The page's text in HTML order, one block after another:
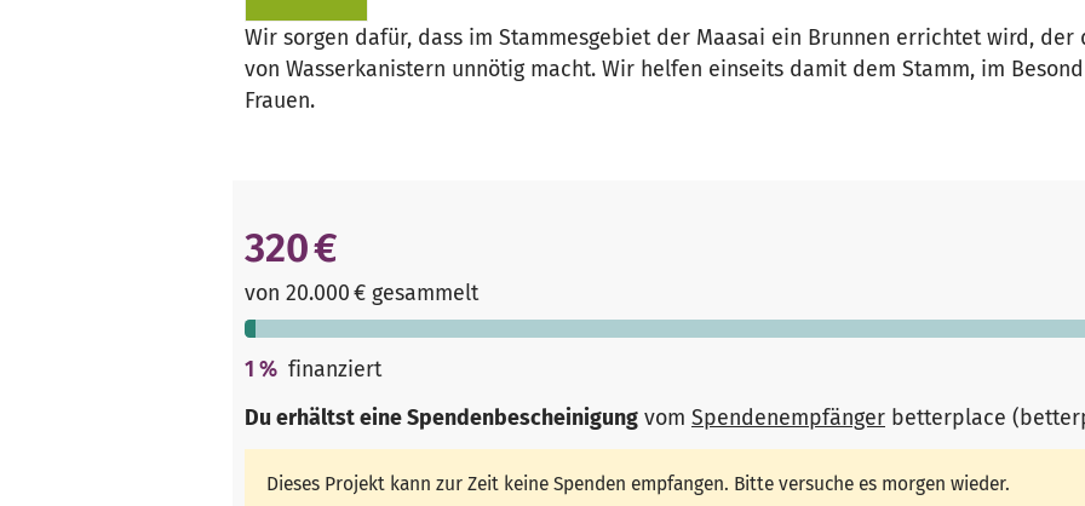
Wir sorgen dafür, dass im Stammesgebiet der Maasai ein Brunnen errichtet wird,
von Wasserkanistern unnötig macht. Wir helfen einseits damit dem Stamm, im
Frauen.
320 €
von 20.000 € gesammelt
1 % finanziert
Du erhältst eine Spendenbescheinigung vom Spendenempfänger betterplace
Dieses Projekt kann zur Zeit keine Spenden empfangen. Bitte versuche es morgen wieder.